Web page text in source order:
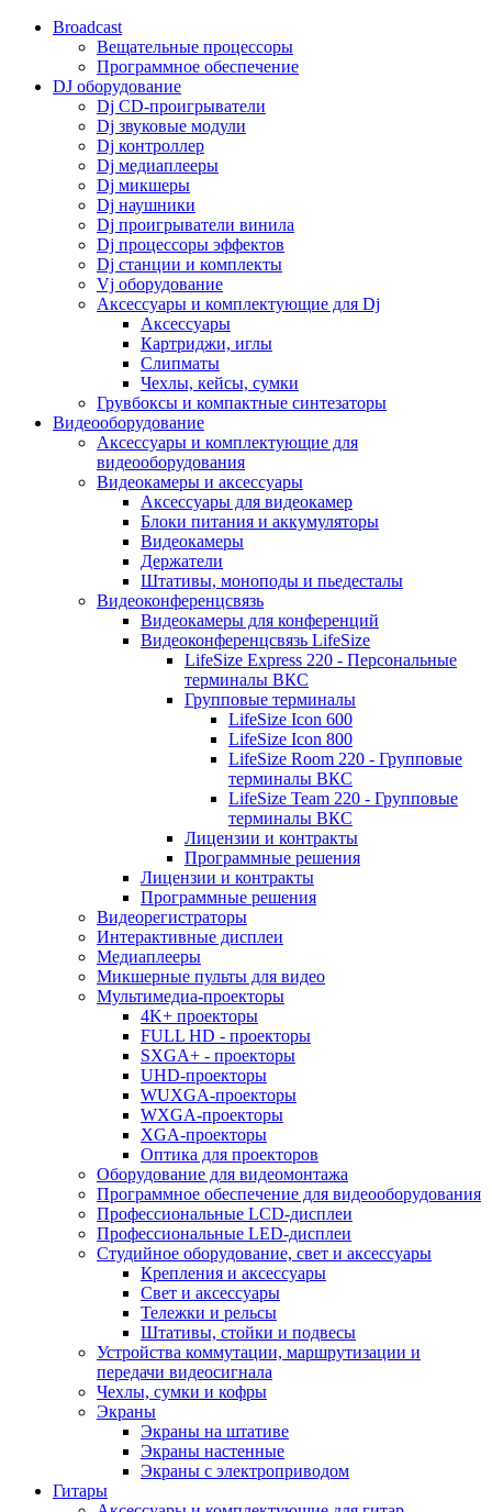
Broadcast
Вещательные процессоры
Программное обеспечение
DJ оборудование
Dj CD-проигрыватели
Dj звуковые модули
Dj контроллер
Dj медиаплееры
Dj микшеры
Dj наушники
Dj проигрыватели винила
Dj процессоры эффектов
Dj станции и комплекты
Vj оборудование
Аксессуары и комплектующие для Dj
Аксессуары
Картриджи, иглы
Слипматы
Чехлы, кейсы, сумки
Грувбоксы и компактные синтезаторы
Видеооборудование
Аксессуары и комплектующие для
видеооборудования
Видеокамеры и аксессуары
Аксессуары для видеокамер
Блоки питания и аккумуляторы
Видеокамеры
Держатели
Штативы, моноподы и пьедесталы
Видеоконференцсвязь
Видеокамеры для конференций
Видеоконференцсвязь LifeSize
LifeSize Express 220 - Персональные
терминалы ВКС
Групповые терминалы
LifeSize Icon 600
LifeSize Icon 800
LifeSize Room 220 - Групповые
терминалы ВКС
LifeSize Team 220 - Групповые
терминалы ВКС
Лицензии и контракты
Программные решения
Лицензии и контракты
Программные решения
Видеорегистраторы
Интерактивные дисплеи
Медиаплееры
Микшерные пульты для видео
Мультимедиа-проекторы
4K+ проекторы
FULL HD - проекторы
SXGA+ - проекторы
UHD-проекторы
WUXGA-проекторы
WXGA-проекторы
XGA-проекторы
Оптика для проекторов
Оборудование для видеомонтажа
Программное обеспечение для видеооборудования
Профессиональные LCD-дисплеи
Профессиональные LED-дисплеи
Студийное оборудование, свет и аксессуары
Крепления и аксессуары
Свет и аксессуары
Тележки и рельсы
Штативы, стойки и подвесы
Устройства коммутации, маршрутизации и
передачи видеосигнала
Чехлы, сумки и кофры
Экраны
Экраны на штативе
Экраны настенные
Экраны с электроприводом
Гитары